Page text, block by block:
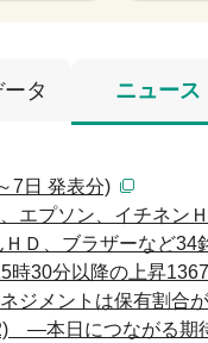
タ ニュース
7日 発表分)
エプソン、イチネン
Ｄ、ブラザーなど34
30分以降の上昇
ジメントは保有割合
―本日につながる期